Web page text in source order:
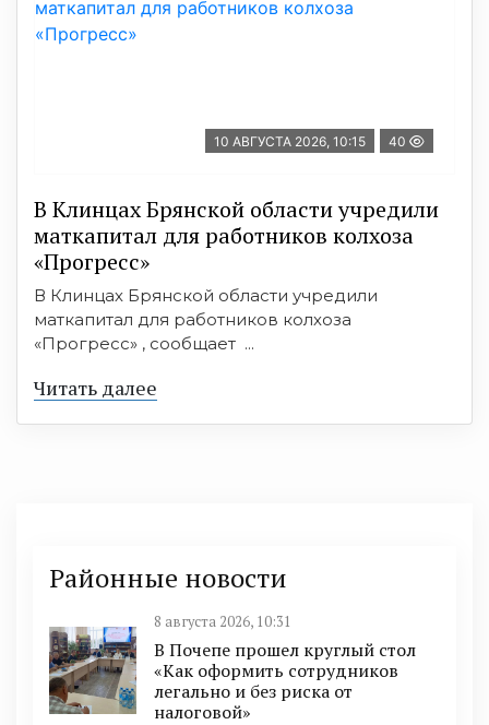
10 АВГУСТА 2026, 10:15 40
В Клинцах Брянской области учредили
маткапитал для работников колхоза
«Прогресс»
В Клинцах Брянской области учредили
маткапитал для работников колхоза
«Прогресс» , сообщает ...
Читать далее
Районные новости
8 августа 2026, 10:31
В Почепе прошел круглый стол
«Как оформить сотрудников
легально и без риска от
налоговой»